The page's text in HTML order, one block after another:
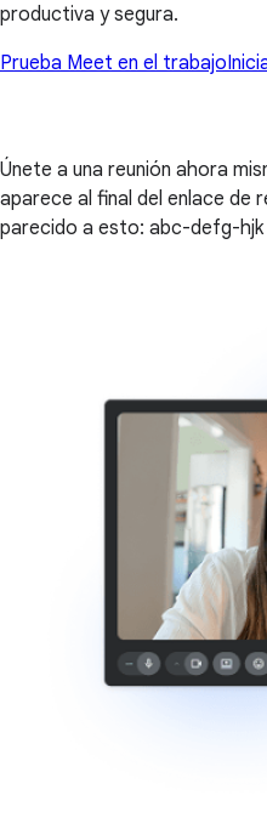
productiva y segura.
Prueba Meet en el trabajo
Únete a una reunión ahora
aparece al final del enlace de
parecido a esto: abc-defg-hjk